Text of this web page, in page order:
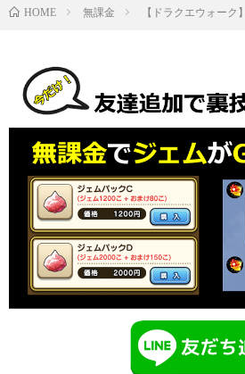
HOME 無課金 【ドラクエウォー